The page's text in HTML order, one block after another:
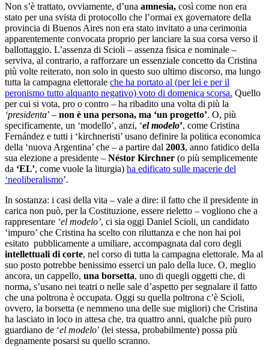
Non s’è trattato, ovviamente, d’una amnesia, così come non era
stato per una svista di protocollo che l’ormai ex governatore della
provincia di Buenos Aires non era stato invitato a una cerimonia
apparentemente convocata proprio per lanciare la sua corsa verso il
ballottaggio. L’assenza di Scioli – assenza fisica e nominale –
serviva, al contrario, a rafforzare un essenziale concetto da Cristina
più volte reiterato, non solo in questo suo ultimo discorso, ma lungo
tutta la campagna elettorale che ha portato al (per lei e per il
peronismo tutto alquanto negativo) voto di domenica scorsa. Quello
per cui si vota, pro o contro – ha ribadito una volta di più la
‘presidenta’ – non è una persona, ma ‘un progetto’. O, più
specificamente, un ‘modello’, anzi, ‘el modelo’, come Cristina
Fernández e tutti i ‘kirchneristi’ usano definire la politica economica
della ‘nuova Argentina’ che – a partire dal 2003, anno fatidico della
sua elezione a presidente – Néstor Kirchner (o più semplicemente
da ‘EL’, come vuole la liturgia) ha edificato sulle macerie del
‘neoliberalismo’.
In sostanza: i casi della vita – vale a dire: il fatto che il presidente in
carica non può, per la Costituzione, essere rieletto – vogliono che a
rappresentare ‘el modelo’, ci sia oggi Daniel Scioli, un candidato
‘impuro’ che Cristina ha scelto con riluttanza e che non hai poi
esitato pubblicamente a umiliare, accompagnata dal coro degli
intellettuali di corte, nel corso di tutta la campagna elettorale. Ma al
suo posto potrebbe benissimo esserci un palo della luce. O, meglio
ancora, un cappello, una borsetta, uno di quegli oggetti che, di
norma, s’usano nei teatri o nelle sale d’aspetto per segnalare il fatto
che una poltrona è occupata. Oggi su quella poltrona c’è Scioli,
ovvero, la borsetta (e nemmeno una delle sue migliori) che Cristina
ha lasciato in loco in attesa che, tra quattro anni, qualche più puro
guardiano de ‘el modelo’ (lei stessa, probabilmente) possa più
degnamente posarsi su quello scranno.